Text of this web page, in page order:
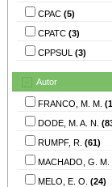
CPAC (5)
CPATC (3)
CPPSUL (3)
Autor
FRANCO, M. M.
DODE, M. A. N.
RUMPF, R. (61)
MACHADO, G. M.
MELO, E. O. (24)